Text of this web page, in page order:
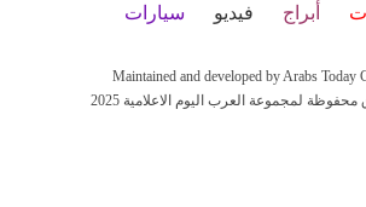
أبراج فيديو سيارات
Maintained and developed by Arabs Today